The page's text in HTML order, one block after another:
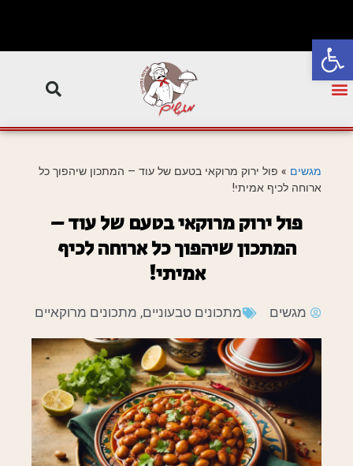
פתח סרגל נגישות
מגשים » פול ירוק מרוקאי בטעם של עוד – המתכון שיהפוך כל
ארוחה לכיף אמיתי!
פול ירוק מרוקאי בטעם של עוד –
המתכון שיהפוך כל ארוחה לכיף
אמיתי!
מגשים מתכונים טבעוניים, מתכונים מרוקאיים